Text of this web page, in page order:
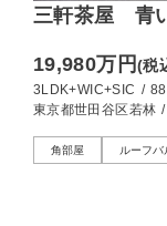
三軒茶屋 青
19,980万円(税
3LDK+WIC+SIC /
東京都世田谷区若林 /
角部屋 ルーフバ